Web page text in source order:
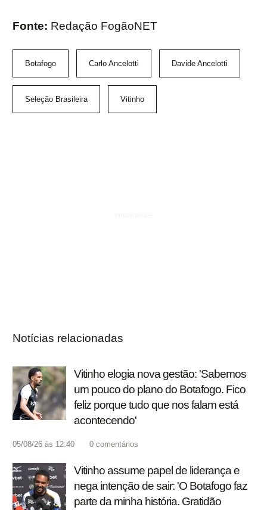
Fonte: Redação FogãoNET
Botafogo Carlo Ancelotti Davide Ancelotti
Seleção Brasileira Vitinho
Notícias relacionadas
Vitinho elogia nova gestão: 'Sabemos
um pouco do plano do Botafogo. Fico
feliz porque tudo que nos falam está
acontecendo'
05/08/26 às 12:40 0 comentários
Vitinho assume papel de liderança e
nega intenção de sair: 'O Botafogo faz
parte da minha história. Gratidão